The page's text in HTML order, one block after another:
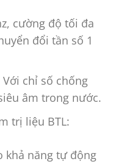
cường độ tối đa
đổi tần số 1
chỉ số chống
âm trong nước.
trị liệu BTL:
khả năng tự động